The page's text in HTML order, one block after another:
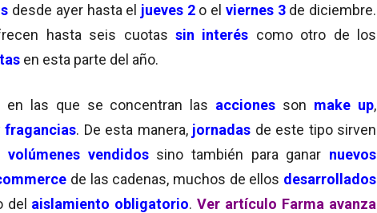
desde ayer hasta el jueves 2 o el viernes 3 de diciembre.
hasta seis cuotas sin interés como otro de los
en esta parte del año.
en las que se concentran las acciones son make up,
fragancias. De esta manera, jornadas de este tipo sirven
volúmenes vendidossino también para ganar nuevos
de las cadenas, muchos de ellos desarrollados
del aislamiento obligatorio.Ver artículo Farma avanza